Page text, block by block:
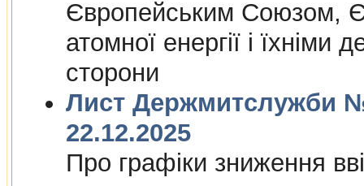
Європейським Союзом,
атомної енергiї i їхнiми
сторони
Лист Держмитслужби №
22.12.2025
Про графiки зниження